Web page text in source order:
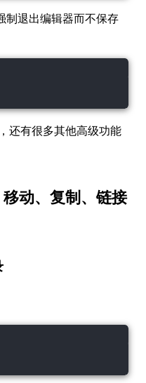
制退出编辑器而不保存
还有很多其他高级功能
动、复制、链接